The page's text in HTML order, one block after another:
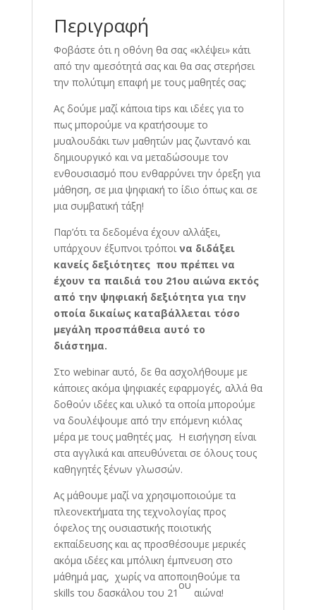
Περιγραφή
Φοβάστε ότι η οθόνη θα σας «κλέψει» κάτι
από την αμεσότητά σας και θα σας στερήσει
την πολύτιμη επαφή με τους μαθητές σας;
Ας δούμε μαζί κάποια tips και ιδέες για το
πως μπορούμε να κρατήσουμε το
μυαλουδάκι των μαθητών μας ζωντανό και
δημιουργικό και να μεταδώσουμε τον
ενθουσιασμό που ενθαρρύνει την όρεξη για
μάθηση, σε μια ψηφιακή το ίδιο όπως και σε
μια συμβατική τάξη!
Παρ’ότι τα δεδομένα έχουν αλλάξει,
υπάρχουν έξυπνοι τρόποι να διδάξει
κανείς δεξιότητες που πρέπει να
έχουν τα παιδιά του 21ου αιώνα εκτός
από την ψηφιακή δεξιότητα για την
οποία δικαίως καταβάλλεται τόσο
μεγάλη προσπάθεια αυτό το
διάστημα.
Στο webinar αυτό, δε θα ασχολήθουμε με
κάποιες ακόμα ψηφιακές εφαρμογές, αλλά θα
δοθούν ιδέες και υλικό τα οποία μπορούμε
να δουλέψουμε από την επόμενη κιόλας
μέρα με τους μαθητές μας. Η εισήγηση είναι
στα αγγλικά και απευθύνεται σε όλους τους
καθηγητές ξένων γλωσσών.
Ας μάθουμε μαζί να χρησιμοποιούμε τα
πλεονεκτήματα της τεχνολογίας προς
όφελος της ουσιαστικής ποιοτικής
εκπαίδευσης και ας προσθέσουμε μερικές
ακόμα ιδέες και μπόλικη έμπνευση στο
μάθημά μας, χωρίς να αποποιηθούμε τα
skills του δασκάλου του 21
ου
αιώνα!